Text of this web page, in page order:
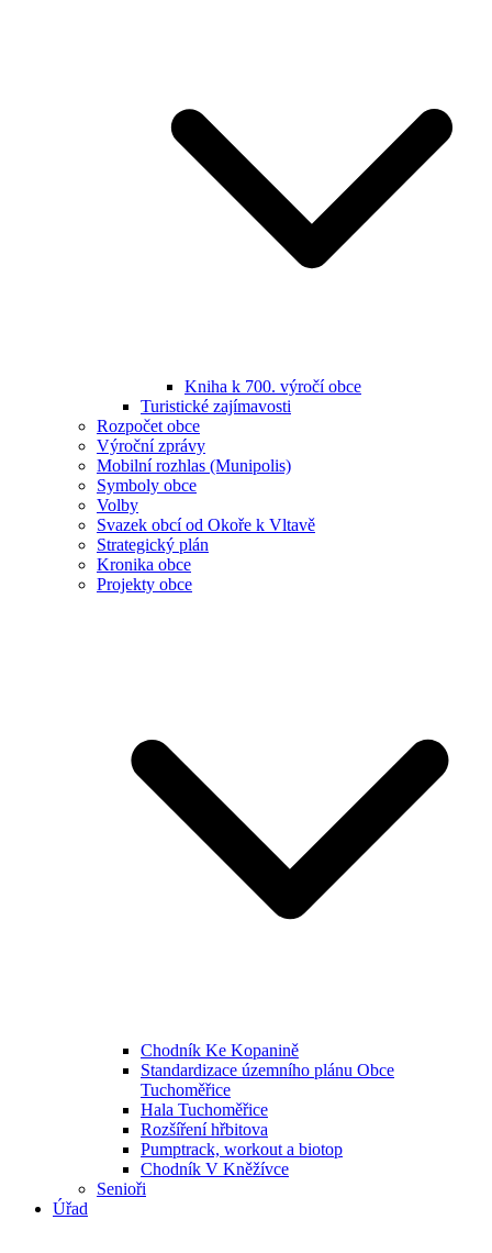
Kniha k 700. výročí obce
Turistické zajímavosti
Rozpočet obce
Výroční zprávy
Mobilní rozhlas (Munipolis)
Symboly obce
Volby
Svazek obcí od Okoře k Vltavě
Strategický plán
Kronika obce
Projekty obce
Chodník Ke Kopanině
Standardizace územního plánu Obce
Tuchoměřice
Hala Tuchoměřice
Rozšíření hřbitova
Pumptrack, workout a biotop
Chodník V Kněžívce
Senioři
Úřad